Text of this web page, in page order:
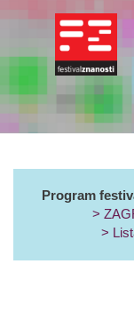
Program
>
>